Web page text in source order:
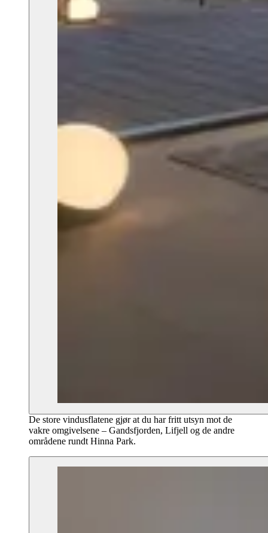
De store vindusflatene gjør at du har fritt utsyn mot de
vakre omgivelsene – Gandsfjorden, Lifjell og de andre
områdene rundt Hinna Park.